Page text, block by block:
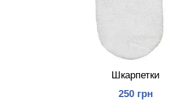
Шкарпетки
250 грн